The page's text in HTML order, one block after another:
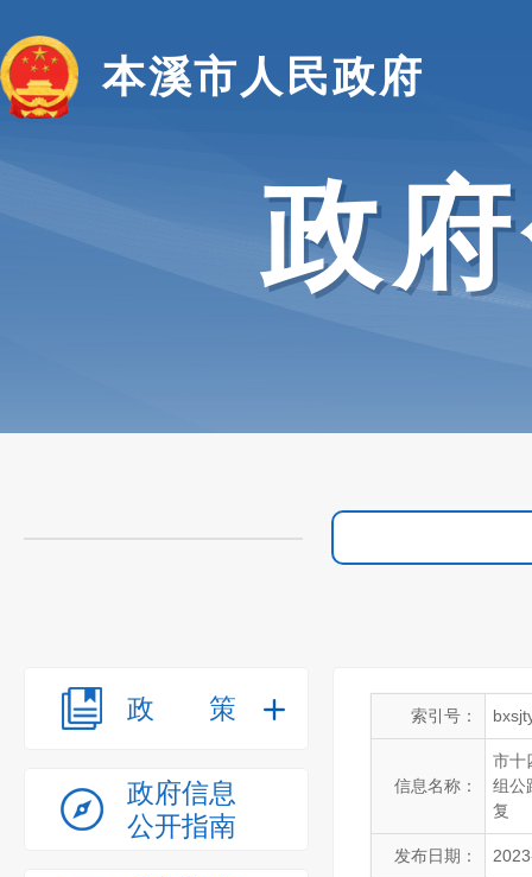
本溪市人民政府
政
政策
政府信息
公开指南
索引号：
信息名称：
市十
组公
复
发布日期：